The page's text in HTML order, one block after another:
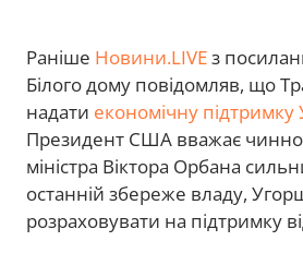
Раніше Новини.LIVEз
Білого дому повідомляв, що
надати економічну підтримку
Президент США вважає
міністра Віктора Орбана
останній збереже владу,
розраховувати на підтримку